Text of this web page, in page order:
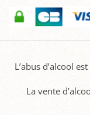
L’abus d’alcool
La vente